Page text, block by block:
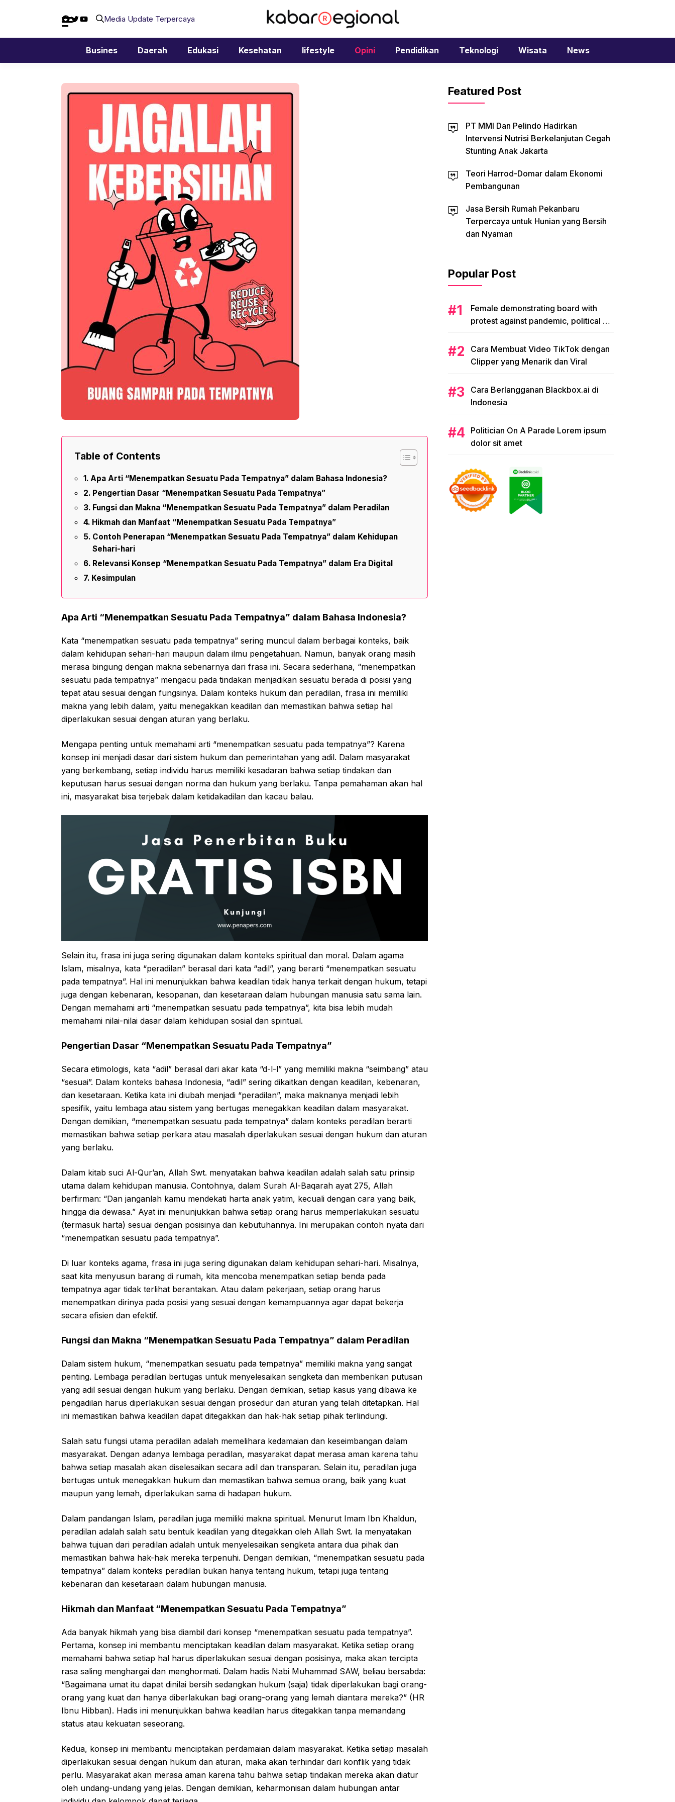
Facebook
Twitter
YouTubeMedia Update Terpercaya
Busines Daerah Edukasi Kesehatan lifestyle Opini Pendidikan Teknologi Wisata News
Table of Contents
Apa Arti “Menempatkan Sesuatu Pada Tempatnya” dalam Bahasa Indonesia?
Pengertian Dasar “Menempatkan Sesuatu Pada Tempatnya”
Fungsi dan Makna “Menempatkan Sesuatu Pada Tempatnya” dalam Peradilan
Hikmah dan Manfaat “Menempatkan Sesuatu Pada Tempatnya”
Contoh Penerapan “Menempatkan Sesuatu Pada Tempatnya” dalam Kehidupan
Sehari-hari
Relevansi Konsep “Menempatkan Sesuatu Pada Tempatnya” dalam Era Digital
Kesimpulan
Apa Arti “Menempatkan Sesuatu Pada Tempatnya” dalam Bahasa Indonesia?
Kata “menempatkan sesuatu pada tempatnya” sering muncul dalam berbagai konteks, baik
dalam kehidupan sehari-hari maupun dalam ilmu pengetahuan. Namun, banyak orang masih
merasa bingung dengan makna sebenarnya dari frasa ini. Secara sederhana, “menempatkan
sesuatu pada tempatnya” mengacu pada tindakan menjadikan sesuatu berada di posisi yang
tepat atau sesuai dengan fungsinya. Dalam konteks hukum dan peradilan, frasa ini memiliki
makna yang lebih dalam, yaitu menegakkan keadilan dan memastikan bahwa setiap hal
diperlakukan sesuai dengan aturan yang berlaku.
Mengapa penting untuk memahami arti “menempatkan sesuatu pada tempatnya”? Karena
konsep ini menjadi dasar dari sistem hukum dan pemerintahan yang adil. Dalam masyarakat
yang berkembang, setiap individu harus memiliki kesadaran bahwa setiap tindakan dan
keputusan harus sesuai dengan norma dan hukum yang berlaku. Tanpa pemahaman akan hal
ini, masyarakat bisa terjebak dalam ketidakadilan dan kacau balau.
Selain itu, frasa ini juga sering digunakan dalam konteks spiritual dan moral. Dalam agama
Islam, misalnya, kata “peradilan” berasal dari kata “adil”, yang berarti “menempatkan sesuatu
pada tempatnya”. Hal ini menunjukkan bahwa keadilan tidak hanya terkait dengan hukum, tetapi
juga dengan kebenaran, kesopanan, dan kesetaraan dalam hubungan manusia satu sama lain.
Dengan memahami arti “menempatkan sesuatu pada tempatnya”, kita bisa lebih mudah
memahami nilai-nilai dasar dalam kehidupan sosial dan spiritual.
Pengertian Dasar “Menempatkan Sesuatu Pada Tempatnya”
Secara etimologis, kata “adil” berasal dari akar kata “d-l-l” yang memiliki makna “seimbang” atau
“sesuai”. Dalam konteks bahasa Indonesia, “adil” sering dikaitkan dengan keadilan, kebenaran,
dan kesetaraan. Ketika kata ini diubah menjadi “peradilan”, maka maknanya menjadi lebih
spesifik, yaitu lembaga atau sistem yang bertugas menegakkan keadilan dalam masyarakat.
Dengan demikian, “menempatkan sesuatu pada tempatnya” dalam konteks peradilan berarti
memastikan bahwa setiap perkara atau masalah diperlakukan sesuai dengan hukum dan aturan
yang berlaku.
Dalam kitab suci Al-Qur’an, Allah Swt. menyatakan bahwa keadilan adalah salah satu prinsip
utama dalam kehidupan manusia. Contohnya, dalam Surah Al-Baqarah ayat 275, Allah
berfirman: “Dan janganlah kamu mendekati harta anak yatim, kecuali dengan cara yang baik,
hingga dia dewasa.” Ayat ini menunjukkan bahwa setiap orang harus memperlakukan sesuatu
(termasuk harta) sesuai dengan posisinya dan kebutuhannya. Ini merupakan contoh nyata dari
“menempatkan sesuatu pada tempatnya”.
Di luar konteks agama, frasa ini juga sering digunakan dalam kehidupan sehari-hari. Misalnya,
saat kita menyusun barang di rumah, kita mencoba menempatkan setiap benda pada
tempatnya agar tidak terlihat berantakan. Atau dalam pekerjaan, setiap orang harus
menempatkan dirinya pada posisi yang sesuai dengan kemampuannya agar dapat bekerja
secara efisien dan efektif.
Fungsi dan Makna “Menempatkan Sesuatu Pada Tempatnya” dalam Peradilan
Dalam sistem hukum, “menempatkan sesuatu pada tempatnya” memiliki makna yang sangat
penting. Lembaga peradilan bertugas untuk menyelesaikan sengketa dan memberikan putusan
yang adil sesuai dengan hukum yang berlaku. Dengan demikian, setiap kasus yang dibawa ke
pengadilan harus diperlakukan sesuai dengan prosedur dan aturan yang telah ditetapkan. Hal
ini memastikan bahwa keadilan dapat ditegakkan dan hak-hak setiap pihak terlindungi.
Salah satu fungsi utama peradilan adalah memelihara kedamaian dan keseimbangan dalam
masyarakat. Dengan adanya lembaga peradilan, masyarakat dapat merasa aman karena tahu
bahwa setiap masalah akan diselesaikan secara adil dan transparan. Selain itu, peradilan juga
bertugas untuk menegakkan hukum dan memastikan bahwa semua orang, baik yang kuat
maupun yang lemah, diperlakukan sama di hadapan hukum.
Dalam pandangan Islam, peradilan juga memiliki makna spiritual. Menurut Imam Ibn Khaldun,
peradilan adalah salah satu bentuk keadilan yang ditegakkan oleh Allah Swt. Ia menyatakan
bahwa tujuan dari peradilan adalah untuk menyelesaikan sengketa antara dua pihak dan
memastikan bahwa hak-hak mereka terpenuhi. Dengan demikian, “menempatkan sesuatu pada
tempatnya” dalam konteks peradilan bukan hanya tentang hukum, tetapi juga tentang
kebenaran dan kesetaraan dalam hubungan manusia.
Hikmah dan Manfaat “Menempatkan Sesuatu Pada Tempatnya”
Ada banyak hikmah yang bisa diambil dari konsep “menempatkan sesuatu pada tempatnya”.
Pertama, konsep ini membantu menciptakan keadilan dalam masyarakat. Ketika setiap orang
memahami bahwa setiap hal harus diperlakukan sesuai dengan posisinya, maka akan tercipta
rasa saling menghargai dan menghormati. Dalam hadis Nabi Muhammad SAW, beliau bersabda:
“Bagaimana umat itu dapat dinilai bersih sedangkan hukum (saja) tidak diperlakukan bagi orang-
orang yang kuat dan hanya diberlakukan bagi orang-orang yang lemah diantara mereka?” (HR
Ibnu Hibban). Hadis ini menunjukkan bahwa keadilan harus ditegakkan tanpa memandang
status atau kekuatan seseorang.
Kedua, konsep ini membantu menciptakan perdamaian dalam masyarakat. Ketika setiap masalah
diperlakukan sesuai dengan hukum dan aturan, maka akan terhindar dari konflik yang tidak
perlu. Masyarakat akan merasa aman karena tahu bahwa setiap tindakan mereka akan diatur
oleh undang-undang yang jelas. Dengan demikian, keharmonisan dalam hubungan antar
Featured Post
PT MMI Dan Pelindo Hadirkan
Intervensi Nutrisi Berkelanjutan Cegah
Stunting Anak Jakarta
Teori Harrod-Domar dalam Ekonomi
Pembangunan
Jasa Bersih Rumah Pekanbaru
Terpercaya untuk Hunian yang Bersih
dan Nyaman
Popular Post
Female demonstrating board with
protest against pandemic, political or
Cara Membuat Video TikTok dengan
Clipper yang Menarik dan Viral
Cara Berlangganan Blackbox.ai di
Indonesia
Politician On A Parade Lorem ipsum
dolor sit amet